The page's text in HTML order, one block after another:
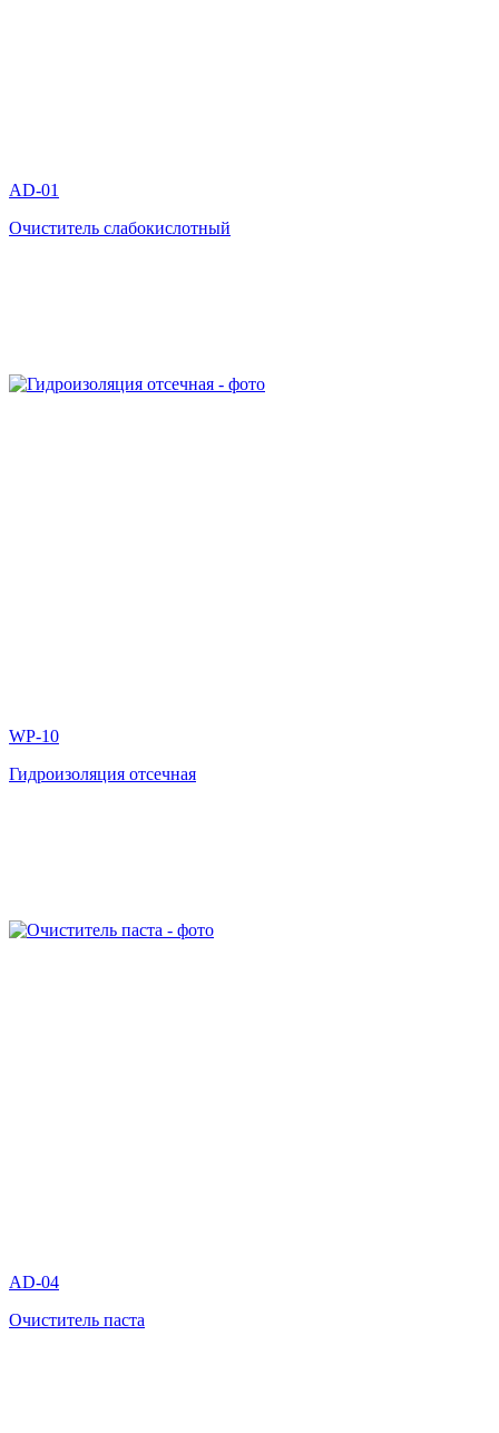
AD-01
Очиститель слабокислотный
WP-10
Гидроизоляция отсечная
AD-04
Очиститель паста